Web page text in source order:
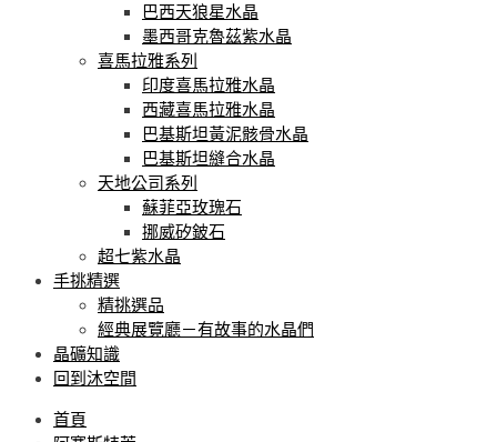
巴西天狼星水晶
墨西哥克魯茲紫水晶
喜馬拉雅系列
印度喜馬拉雅水晶
西藏喜馬拉雅水晶
巴基斯坦黃泥骸骨水晶
巴基斯坦縫合水晶
天地公司系列
蘇菲亞玫瑰石
挪威矽鈹石
超七紫水晶
手挑精選
精挑選品
經典展覽廳－有故事的水晶們
晶礦知識
回到沐空間
首頁